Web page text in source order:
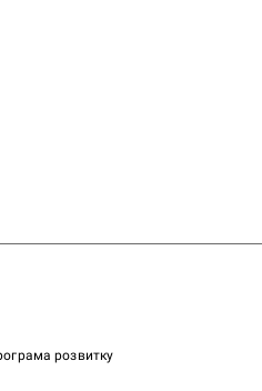
розвитку